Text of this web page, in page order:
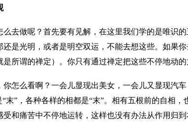
么去做呢？首先要有见解，在这里我们学的是唯识
还是光明，或者是明空双运，不能去想这些。如果
所谓的禅定）。你只有通过禅定把这些不停地动
你怎么看啊？一会儿显现出美女，一会儿又显现
“末”，各种各样的相都是“末”。相有五根前的自相
受和痛苦中不停地运转，这样也没有办法从作用归